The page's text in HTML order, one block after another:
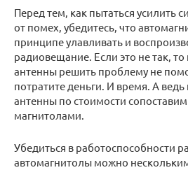
Перед тем, как пытаться усилить
от помех, убедитесь, что
принципе улавливать и
радиовещание. Если это не так,
антенны решить проблему не
потратите деньги. И время. А
антенны по стоимости
магнитолами.
Убедиться в работоспособности
автомагнитолы можно